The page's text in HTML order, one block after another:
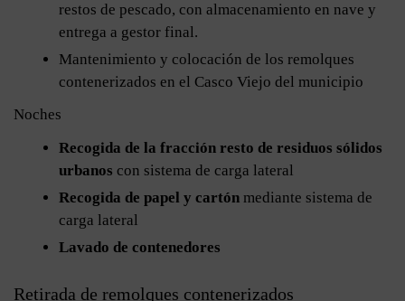
restos de pescado, con almacenamiento en nave y
entrega a gestor final.
Mantenimiento y colocación de los remolques
contenerizados en el Casco Viejo del municipio
Noches
Recogida de la fracción resto de residuos sólidos
urbanos con sistema de carga lateral
Recogida de papel y cartón mediante sistema de
carga lateral
Lavado de contenedores
Retirada de remolques contenerizados